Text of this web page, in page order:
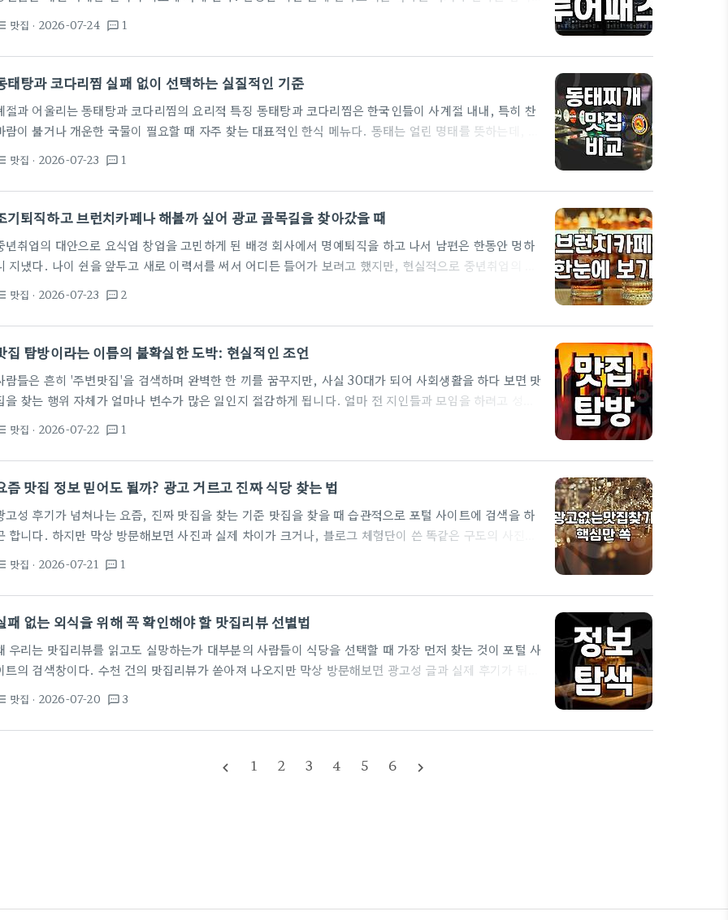
단순한 일과를 넘어 고도의 눈치 싸움으로 변모했다. 인터넷 포털에 서울중구맛집 검색을 해봐도 광고성 글
도배되어 있어 신뢰하기 어려운 경우가 허다한 편이다. 이런 혼란 속에서 실패 확률을 낮추려면 타겟 설
을 명확히 해야 한다. 동료들과 가볍게 먹을 밥집을 찾는지,…
맛집 · 2026-07-24 textsms 1
태탕과 코다리찜 실패 없이 선택하는 실질적인 기준
절과 어울리는 동태탕과 코다리찜의 요리적 특징 동태탕과 코다리찜은 한국인들이 사계절 내내, 특히 찬
람이 불거나 개운한 국물이 필요할 때 자주 찾는 대표적인 한식 메뉴다. 동태는 얼린 명태를 뜻하는데, 생
러나는 특징이 있다. 반면 코다리는 명태를 내장만 뺀 뒤 코를 꿰어 반건조한 상태로, 특유의 꾸덕하고 쫄깃
식감 덕분에 매콤한 조림이나 찜 요리로 인기가 높다. 두 음식 모두 대중적인 편이지만 막상 제대로 된 맛
을 찾으려 하면 생선의…
맛집 · 2026-07-23 textsms 1
기퇴직하고 브런치카페나 해볼까 싶어 광교 골목길을 찾아갔을 때
년취업의 대안으로 요식업 창업을 고민하게 된 배경 회사에서 명예퇴직을 하고 나서 남편은 한동안 멍하
지냈다. 나이 쉰을 앞두고 새로 이력서를 써서 어디든 들어가 보려고 했지만, 현실적으로 중년취업의 문
없는 노릇이었다. 남편은 매일 밤 컴퓨터 앞에서 구인 구직 사이트를 뒤적거리다가 어느 날 갑자기 외식업
업 이야기를 꺼냈다. 요즘 뜨는음식들을 찾아보더니, 고깃집이나 곱창프랜차이즈처럼 냄새나고 몸이 고
것보다는 조금 깔끔하게 할 수 있는 브런치카페나 파스타전문점 같은 게 어떠냐는 식이었다.…
맛집 · 2026-07-23 textsms 2
집 탐방이라는 이름의 불확실한 도박: 현실적인 조언
람들은 흔히 '주변맛집'을 검색하며 완벽한 한 끼를 꿈꾸지만, 사실 30대가 되어 사회생활을 하다 보면 맛
을 찾는 행위 자체가 얼마나 변수가 많은 일인지 절감하게 됩니다. 얼마 전 지인들과 모임을 하려고 성수
는 현장의 분위기는 완전히 다를 때가 많죠. 대기 줄은 기본이고, 들어갔더니 주문한 지 30분이 넘어서야
식이 나오는 상황도 비일비재합니다. 사실 이런 건 예고된 불행에 가깝습니다. 제가 최근 겪었던 가장 당
스러운 일은 소주안주로 유명하다는 고기집을 찾아갔을 때였습니다. 성인…
맛집 · 2026-07-22 textsms 1
즘 맛집 정보 믿어도 될까? 광고 거르고 진짜 식당 찾는 법
고성 후기가 넘쳐나는 요즘, 진짜 맛집을 찾는 기준 맛집을 찾을 때 습관적으로 포털 사이트에 검색을 하
합니다. 하지만 막상 방문해보면 사진과 실제 차이가 크거나, 블로그 체험단이 쓴 똑같은 구도의 사진과
뷰마저 돈을 주고 사는 광고가 판을 치고 있어 정보를 걸러내는 과정이 꼭 필요합니다. 일산 소고기 집이나
곡역 근처 맛집을 검색할 때도 특정 키워드가 반복되거나 과도하게 화려한 썸네일이 붙은 곳은 일단 한 번
의심해보는 편이…
맛집 · 2026-07-21 textsms 1
패 없는 외식을 위해 꼭 확인해야 할 맛집리뷰 선별법
우리는 맛집리뷰를 읽고도 실망하는가 대부분의 사람들이 식당을 선택할 때 가장 먼저 찾는 것이 포털 사
트의 검색창이다. 수천 건의 맛집리뷰가 쏟아져 나오지만 막상 방문해보면 광고성 글과 실제 후기가 뒤섞
보여주듯 온라인상의 평가를 액면 그대로 믿는 것은 위험하다. 정보의 홍수 속에서 내 입맛에 맞는 진짜 정
를 가려내는 눈을 기르는 것이 무엇보다 시급하다. 광고성 글들은 대개 화려한 수식어와 전문가가 촬영한
맛집 · 2026-07-20 textsms 3
navigate_before 1 2 3 4 5 6 navigate_next